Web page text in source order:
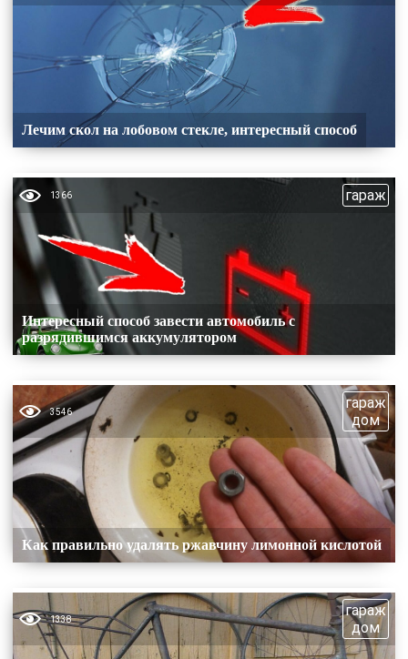
Лечим скол на лобовом стекле, интересный способ
1366 гараж
Интересный способ завести автомобиль с
разрядившимся аккумулятором
3546
гараж
дом
Как правильно удалять ржавчину лимонной кислотой
1338
гараж
дом